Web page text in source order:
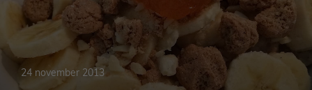
24 november 2013